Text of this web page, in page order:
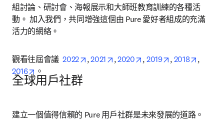
組討論、研討會、海報展示和大師班教育訓練的各種活
動。 加入我們，共同增強這個由 Pure 愛好者組成的充滿
活力的網絡。
觀看往屆會議 2022 opens in new tab/window
, 2021 opens in new tab/window
, 2020 opens in new tab/
, 2019 opens in new
, 2018 opens
,
2016
opens in new tab/window
。
全球用戶社群
建立一個值得信賴的 Pure 用戶社群是未來發展的道路。